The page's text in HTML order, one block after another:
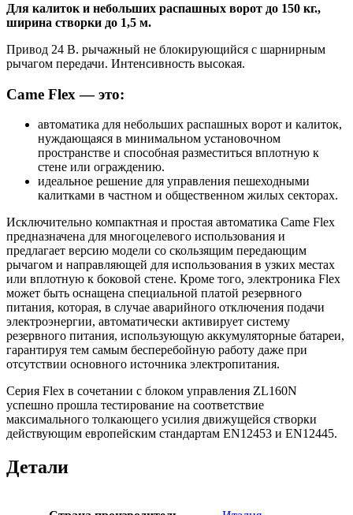
Для калиток и небольших распашных ворот до 150 кг.,
ширина створки до 1,5 м.
Привод 24 В. рычажный не блокирующийся с шарнирным
рычагом передачи. Интенсивность высокая.
Came Flex — это:
автоматика для небольших распашных ворот и калиток,
нуждающаяся в минимальном установочном
пространстве и способная разместиться вплотную к
стене или ограждению.
идеальное решение для управления пешеходными
калитками в частном и общественном жилых секторах.
Исключительно компактная и простая автоматика Came Flex
предназначена для многоцелевого использования и
предлагает версию модели со скользящим передающим
рычагом и направляющей для использования в узких местах
или вплотную к боковой стене. Кроме того, электроника Flex
может быть оснащена специальной платой резервного
питания, которая, в случае аварийного отключения подачи
электроэнергии, автоматически активирует систему
резервного питания, использующую аккумуляторные батареи,
гарантируя тем самым бесперебойную работу даже при
отсутствии основного источника электропитания.
Серия Flex в сочетании с блоком управления ZL160N
успешно прошла тестирование на соответствие
максимального толкающего усилия движущейся створки
действующим европейским стандартам EN12453 и EN12445.
Детали